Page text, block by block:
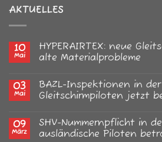
AKTUELLES
10
Mai
HYPERAIRTEX: neue
alte Materialprobleme
zu
HYPERAIRTEX:
neue
alte
Materialprobleme
03
Mai
BAZL-Inspektionen in der
Gleitschirmpiloten jetzt
zu
BAZL-
Inspektionen
09
März
SHV-Nummernpflicht in
ausländische Piloten